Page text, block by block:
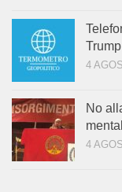
4
No
4